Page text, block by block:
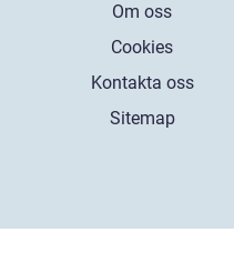
Om oss
Cookies
Kontakta oss
Sitemap